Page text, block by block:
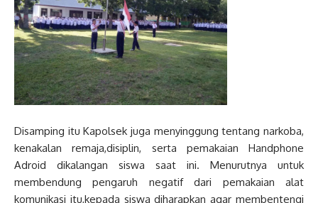
Disamping itu Kapolsek juga menyinggung tentang narkoba,
kenakalan remaja,disiplin, serta pemakaian Handphone
Adroid dikalangan siswa saat ini. Menurutnya untuk
membendung pengaruh negatif dari pemakaian alat
komunikasi itu,kepada siswa diharapkan agar membentengi